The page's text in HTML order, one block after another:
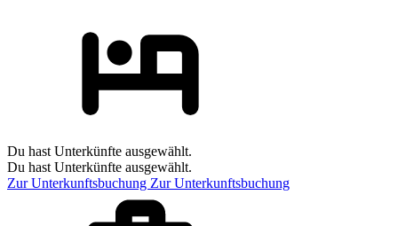
Du hast Unterkünfte ausgewählt.
Du hast Unterkünfte ausgewählt.
Zur Unterkunftsbuchung Zur Unterkunftsbuchung